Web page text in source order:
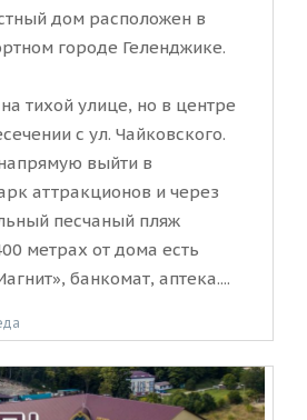
дом расположен в
городе Геленджике.
тихой улице, но в центре
с ул. Чайковского.
выйти в
аттракционов и через
песчаный пляж
метрах от дома есть
банкомат, аптека....